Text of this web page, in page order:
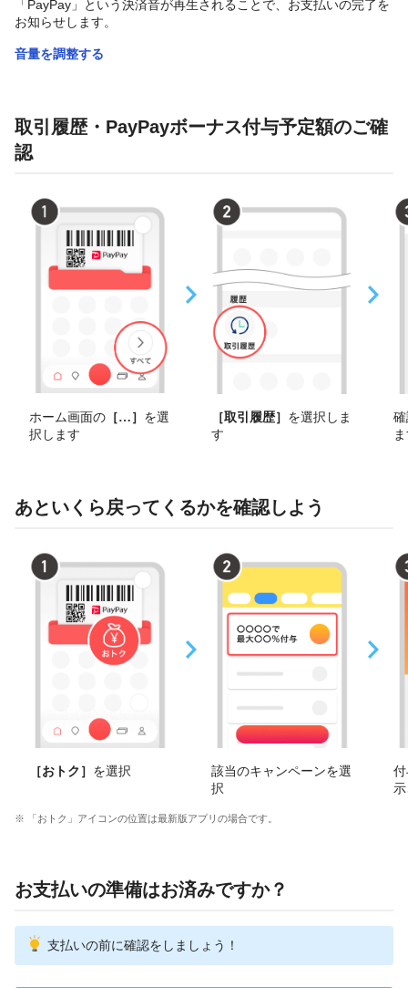
「PayPay」という決済音が再生されることで、お支払いの完了を
お知らせします。
音量を調整する
取引履歴・PayPayボーナス付与予定額のご確
認
ホーム画面の ［その他
］ を選
択します
［取引履歴］ を選択しま
す
あといくら戻ってくるかを確認しよう
［おトク］ を選択
該当のキャンペーンを選
択
※ 「おトク」アイコンの位置は最新版アプリの場合です。
お支払いの準備はお済みですか？
支払いの前に確認をしましょう！